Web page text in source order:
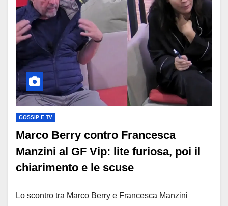
GOSSIP E TV
Marco Berry contro Francesca
Manzini al GF Vip: lite furiosa, poi il
chiarimento e le scuse
Lo scontro tra Marco Berry e Francesca Manzini